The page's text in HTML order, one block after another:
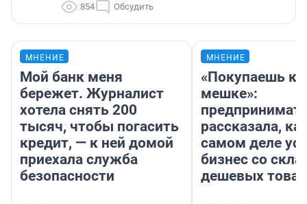
854 Обсудить
МНЕНИЕ
Мой банк меня
бережет. Журналист
хотела снять 200
тысяч, чтобы погасить
кредит, — к ней домой
приехала служба
безопасности
МНЕНИЕ
«Покупаешь
мешке»:
рассказала,
самом деле
бизнес со
дешевых